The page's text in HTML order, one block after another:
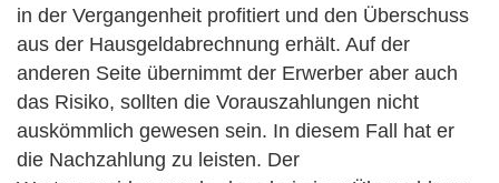
in der Vergangenheit profitiert und den Überschuss
aus der Hausgeldabrechnung erhält. Auf der
anderen Seite übernimmt der Erwerber aber auch
das Risiko, sollten die Vorauszahlungen nicht
auskömmlich gewesen sein. In diesem Fall hat er
die Nachzahlung zu leisten. Der